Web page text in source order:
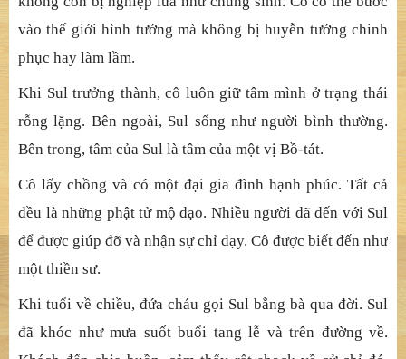
Bạn muốn biết nghĩa đích thực của nghiệp? Cần phải tự
mình thắp đuốc mà đi. Không ai có thể giải thích thay
bạn, chỉ là hình tướng hư vọng của nghiệp, chưa phải là
bản chất thật của nghiệp.
không còn bị nghiệp lừa như chúng sinh. Cô có thể bước
vào thế giới hình tướng mà không bị huyễn tướng chinh
phục hay làm lầm.
rỗng lặng. Bên ngoài, Sul sống như người bình thường.
Bên trong, tâm của Sul là tâm của một vị Bồ-tát.